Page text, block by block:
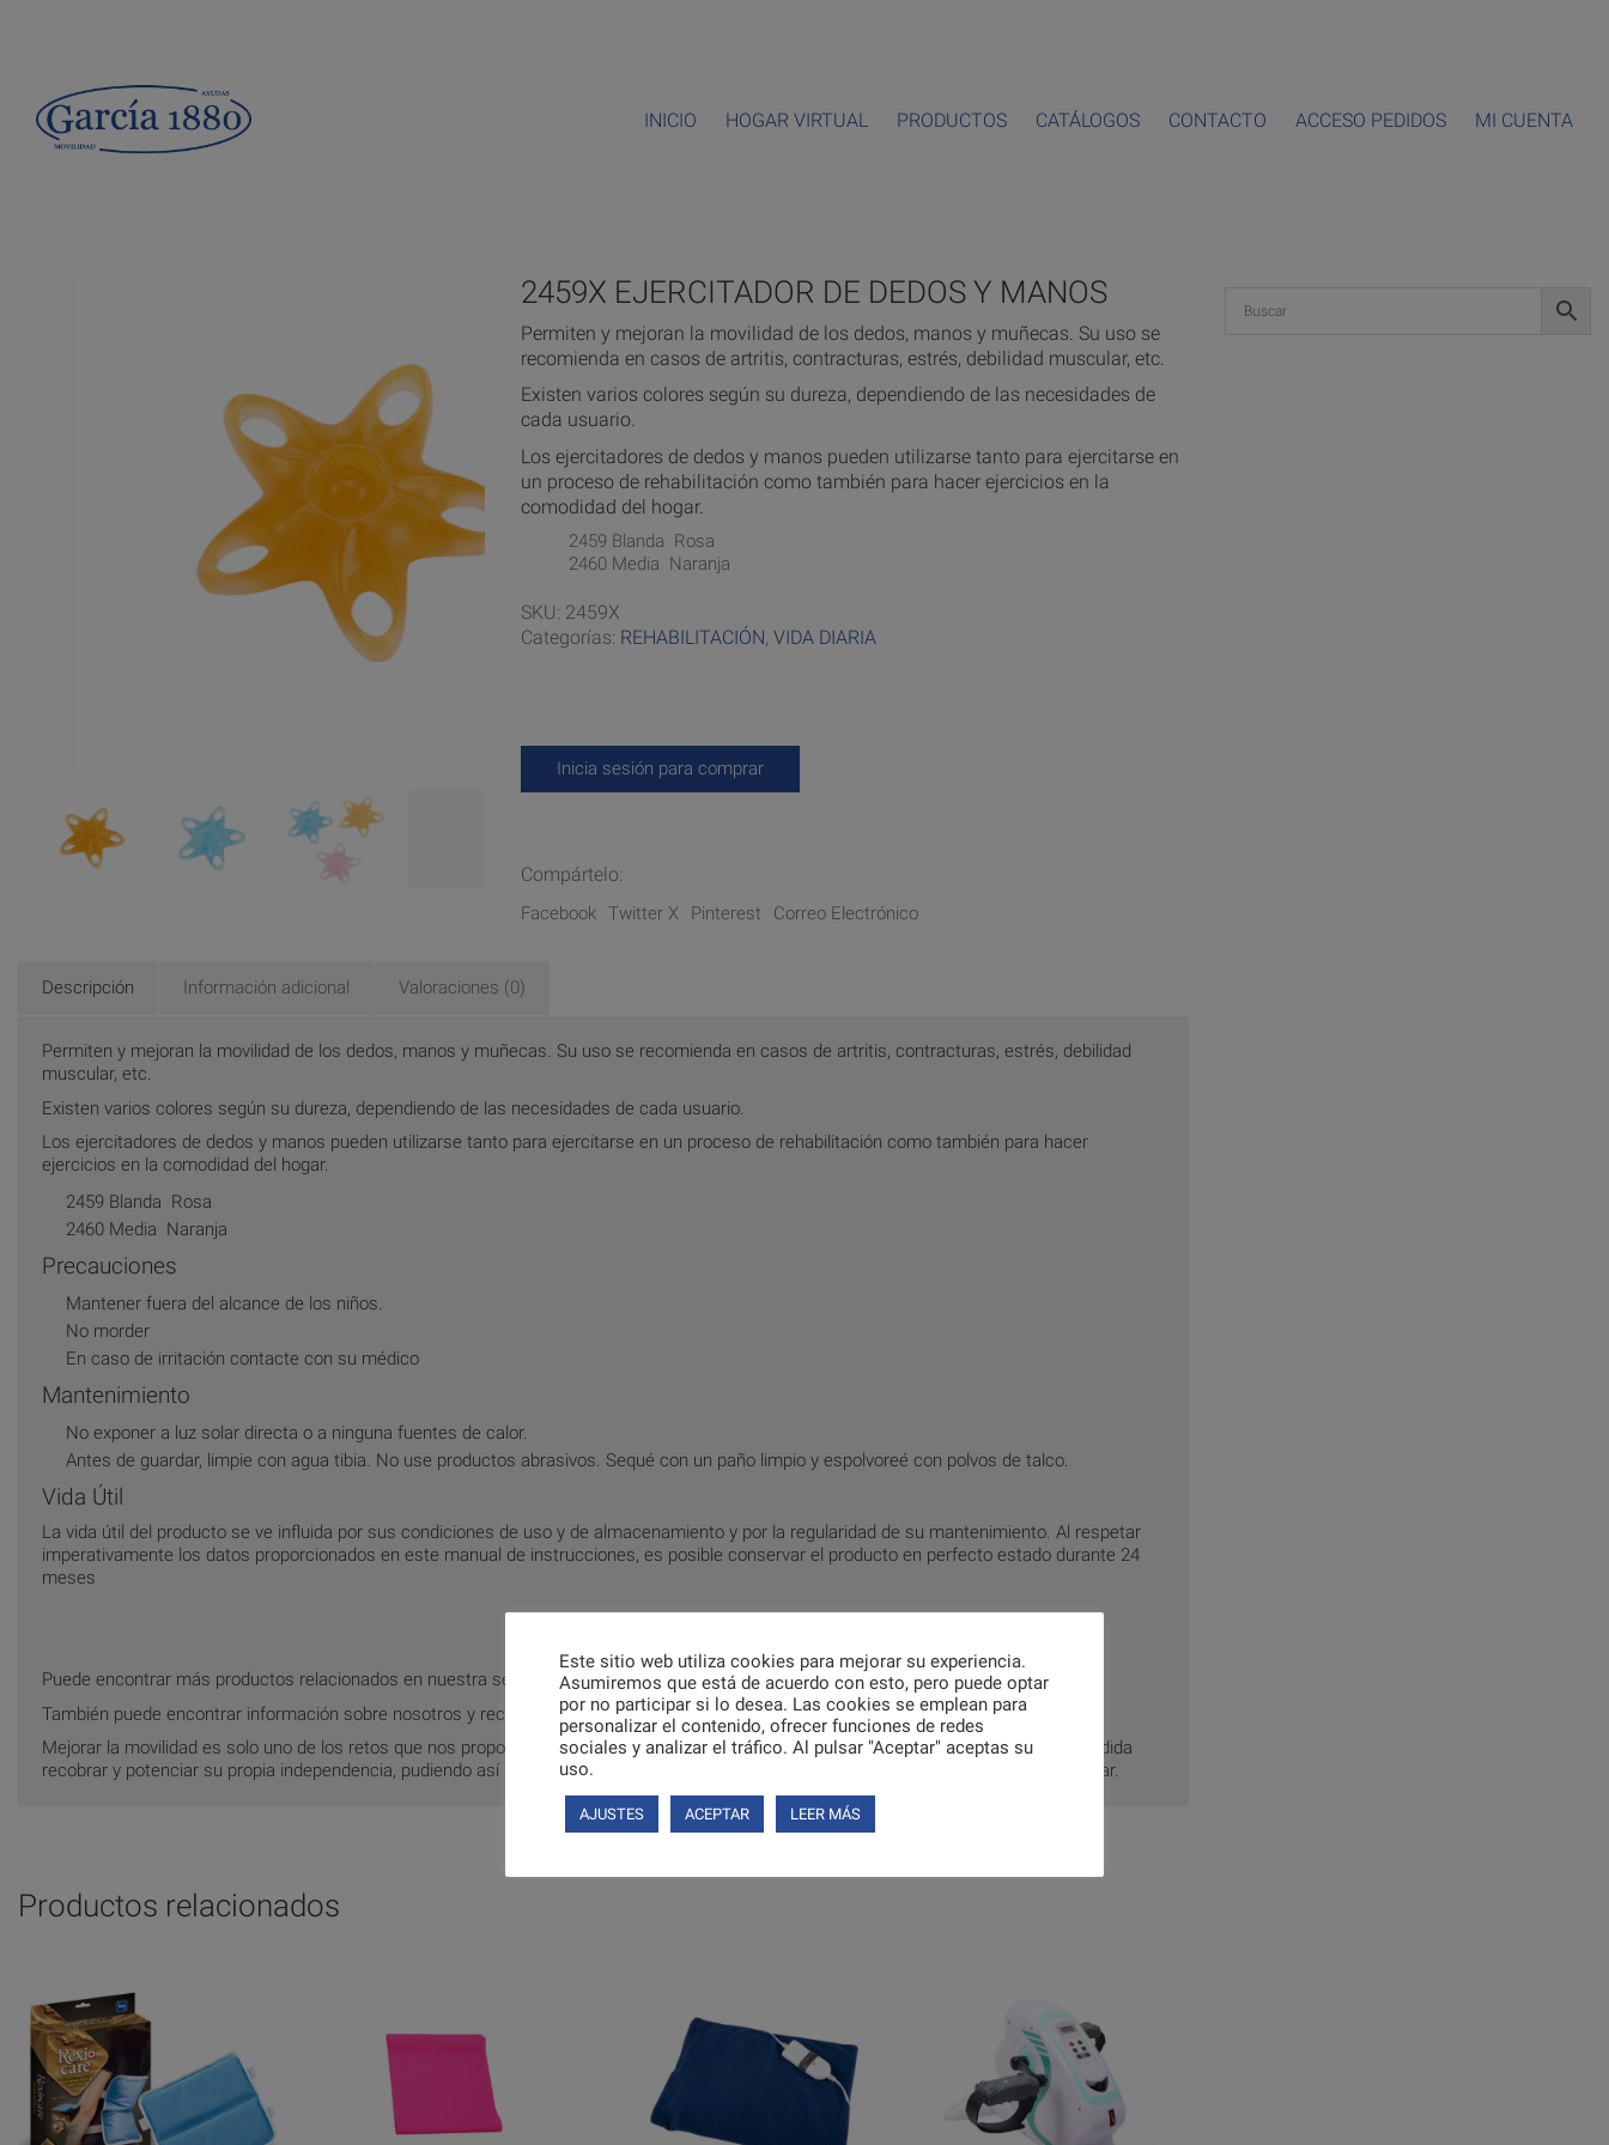
INICIO HOGAR VIRTUAL PRODUCTOS CATÁLOGOS CONTACTO ACCESO PEDIDOS MI CUENTA
2459X EJERCITADOR DE DEDOS Y MANOS
Permiten y mejoran la movilidad de los dedos, manos y muñecas. Su uso se
recomienda en casos de artritis, contracturas, estrés, debilidad muscular, etc.
Existen varios colores según su dureza, dependiendo de las necesidades de
cada usuario.
Los ejercitadores de dedos y manos pueden utilizarse tanto para ejercitarse en
un proceso de rehabilitación como también para hacer ejercicios en la
comodidad del hogar.
2459 Blanda  Rosa
2460 Media  Naranja
SKU: 2459X
Categorías: REHABILITACIÓN, VIDA DIARIA
Inicia sesión para comprar
Compártelo:
Facebook Twitter X Pinterest Correo Electrónico
Descripción Información adicional Valoraciones (0)
Permiten y mejoran la movilidad de los dedos, manos y muñecas. Su uso se recomienda en casos de artritis, contracturas, estrés, debilidad
muscular, etc.
Existen varios colores según su dureza, dependiendo de las necesidades de cada usuario.
Los ejercitadores de dedos y manos pueden utilizarse tanto para ejercitarse en un proceso de rehabilitación como también para hacer
ejercicios en la comodidad del hogar.
2459 Blanda  Rosa
2460 Media  Naranja
Precauciones
Mantener fuera del alcance de los niños.
No morder
En caso de irritación contacte con su médico
Mantenimiento
No exponer a luz solar directa o a ninguna fuentes de calor.
Antes de guardar, limpie con agua tibia. No use productos abrasivos. Sequé con un paño limpio y espolvoreé con polvos de talco.
Vida Útil
La vida útil del producto se ve influida por sus condiciones de uso y de almacenamiento y por la regularidad de su mantenimiento. Al respetar
imperativamente los datos proporcionados en este manual de instrucciones, es posible conservar el producto en perfecto estado durante 24
meses
Puede encontrar más productos relacionados en nuestra sección deRehabilitación.
También puede encontrar información sobre nosotros y recomendaciones de uso de nuestros productos enGarcía 1880.
Mejorar la movilidad es solo uno de los retos que nos proponemos desde García 1880 para ayudar a que la gente pueda en la mayor medida
recobrar y potenciar su propia independencia, pudiendo así llegar a la mayor cantidad de lugares y poder volver a sentirse libres y disfrutar.
Productos relacionados
Este sitio web utiliza cookies para mejorar su experiencia.
Asumiremos que está de acuerdo con esto, pero puede optar
por no participar si lo desea. Las cookies se emplean para
personalizar el contenido, ofrecer funciones de redes
sociales y analizar el tráfico. Al pulsar "Aceptar" aceptas su
uso.
AJUSTES ACEPTAR LEER MÁS